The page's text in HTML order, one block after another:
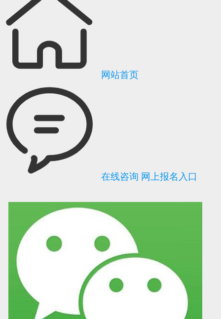
可信网站信用评 网络警察提醒你 诚信网站
网站首页
在线咨询 网上报名入口